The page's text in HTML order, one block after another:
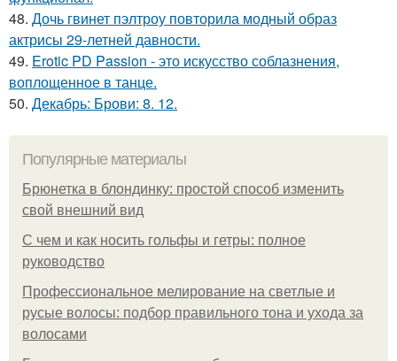
48. Дочь гвинет пэлтроу повторила модный образ
актрисы 29-летней давности.
49. Erotic PD Passion - это искусство соблазнения,
воплощенное в танце.
50. Декабрь: Брови: 8. 12.
Популярные материалы
Брюнетка в блондинку: простой способ изменить
свой внешний вид
С чем и как носить гольфы и гетры: полное
руководство
Профессиональное мелирование на светлые и
русые волосы: подбор правильного тона и ухода за
волосами